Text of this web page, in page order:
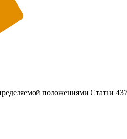
положениями Статьи